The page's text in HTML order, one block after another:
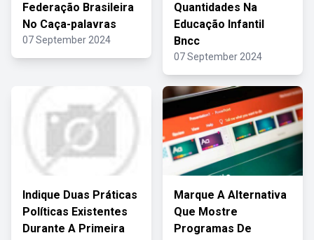
Federação Brasileira
No Caça-palavras
07 September 2024
Quantidades Na
Educação Infantil
Bncc
07 September 2024
Indique Duas Práticas
Políticas Existentes
Durante A Primeira
Marque A Alternativa
Que Mostre
Programas De